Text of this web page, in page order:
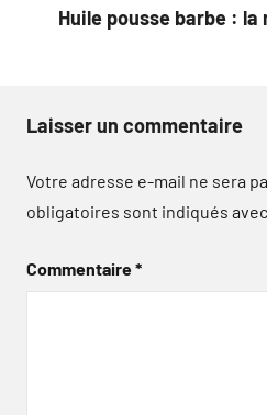
Huile pousse barbe :
Laisser un commentaire
Votre adresse e-mail ne sera
obligatoires sont indiqués avec
Commentaire*